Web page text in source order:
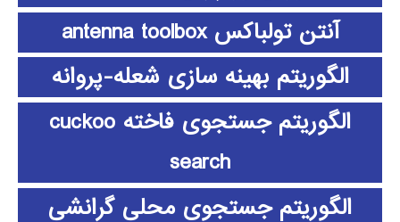
آنتن تولباکس antenna toolbox
الگوریتم بهینه سازی شعله-پروانه
الگوریتم جستجوی فاخته cuckoo
search
الگوریتم جستجوی محلی گرانشی